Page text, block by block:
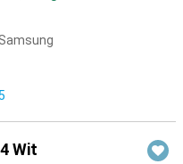
Wit